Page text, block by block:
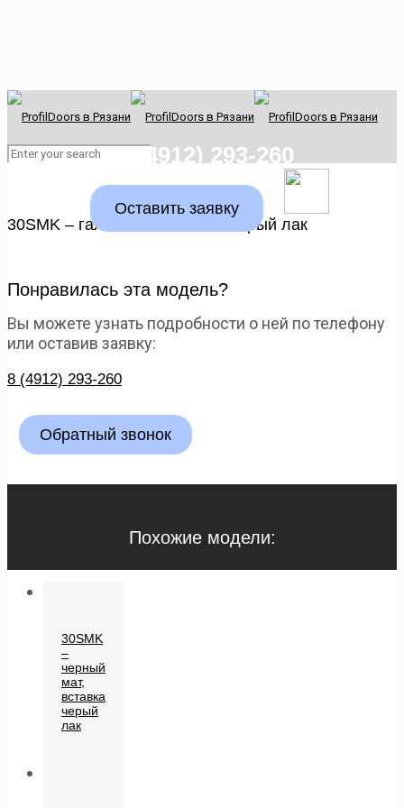
8 (4912) 293-260
Оставить заявку
30SMK – галька мат, вставка черый лак
Понравилась эта модель?
Вы можете узнать подробности о ней по телефону
или оставив заявку:
8 (4912) 293-260
Обратный звонок
Похожие модели:
30SMK
–
черный
мат,
вставка
черый
лак